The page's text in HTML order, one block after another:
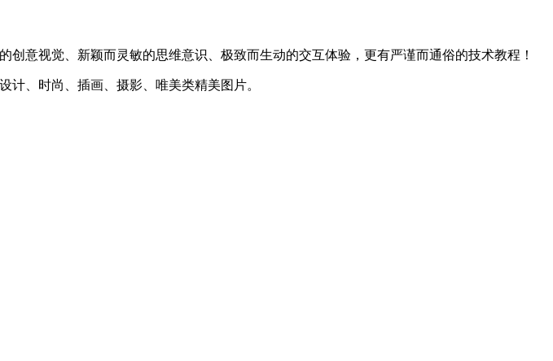
意视觉、新颖而灵敏的思维意识、极致而生动的交互体验，更有严谨而通俗的技术教程！
、时尚、插画、摄影、唯美类精美图片。